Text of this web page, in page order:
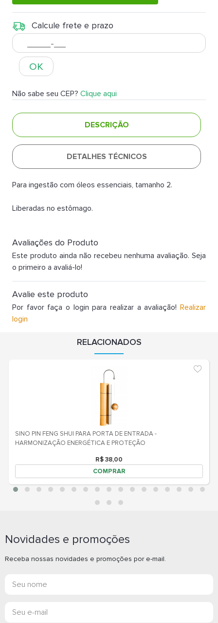
Calcule frete e prazo
OK
Não sabe seu CEP? Clique aqui
DESCRIÇÃO
DETALHES TÉCNICOS
Para ingestão com óleos essenciais, tamanho 2.
Liberadas no estômago.
Avaliações do Produto
Este produto ainda não recebeu nenhuma avaliação. Seja
o primeiro a avaliá-lo!
Avalie este produto
Por favor faça o login para realizar a avaliação! Realizar
login
RELACIONADOS
Novidades e promoções
Receba nossas novidades e promoções por e-mail.